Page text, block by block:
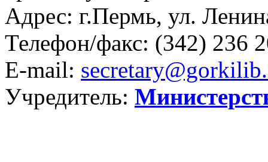
Адрес: г.Пермь, ул.
Телефон/факс: (342) 236
E-mail:
Учредитель: